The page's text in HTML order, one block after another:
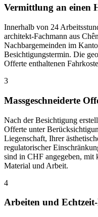
Vermittlung an einen
Innerhalb von 24
architekt-Fachmann aus
Nachbargemeinden im
Besichtigungstermin. Die
Offerte enthaltenen
3
Massgeschneiderte
Nach der Besichtigung
Offerte unter
Liegenschaft, Ihrer
regulatorischer
sind in CHF angegeben, mit
Material und Arbeit.
4
Arbeiten und